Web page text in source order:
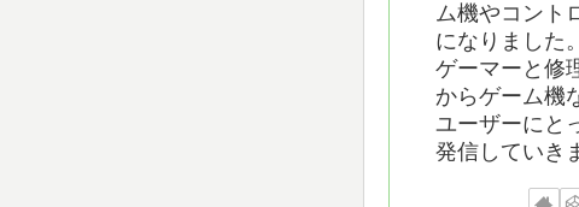
ム機やコント
になりました。
ゲーマーと修
からゲーム機
ユーザーにと
発信していき